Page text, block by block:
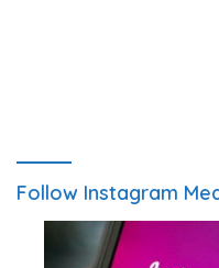
Follow Instagram